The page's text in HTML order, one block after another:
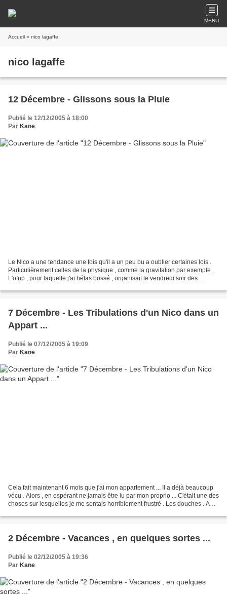
MENU
Accueil » nico lagaffe
nico lagaffe
12 Décembre - Glissons sous la Pluie
Publié le 12/12/2005 à 18:00
Par Kane
Le Nico a une tendance une fois qu'il a un peu bu a oublier certaines lois .
Particulièrement celles de la physique , comme la gravitation par exemple .
L'ofup , pour laquelle j'ai hélas bossé , organisait le vendredi soir des
7 Décembre - Les Tribulations d'un Nico dans un
Appart ...
Publié le 07/12/2005 à 19:09
Par Kane
Cela fait maintenant 6 mois que j'ai mon appartement ... Il a déjà beaucoup
vécu . Alors , en espérant ne jamais être lu par mon proprio ... C'était une des
choses sur lesquelles je me sentais horriblement frustré . Les douches . A
2 Décembre - Vacances , en quelques sortes ...
Publié le 02/12/2005 à 19:36
Par Kane